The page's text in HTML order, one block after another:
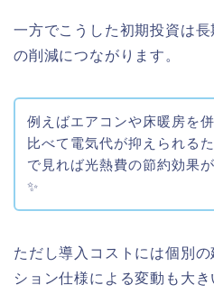
一方でこうした初期投資は
の削減につながります。
例えばエアコンや床暖房を
比べて電気代が抑えられる
で見れば光熱費の節約効果
✨
ただし導入コストには個別
ション仕様による変動も大